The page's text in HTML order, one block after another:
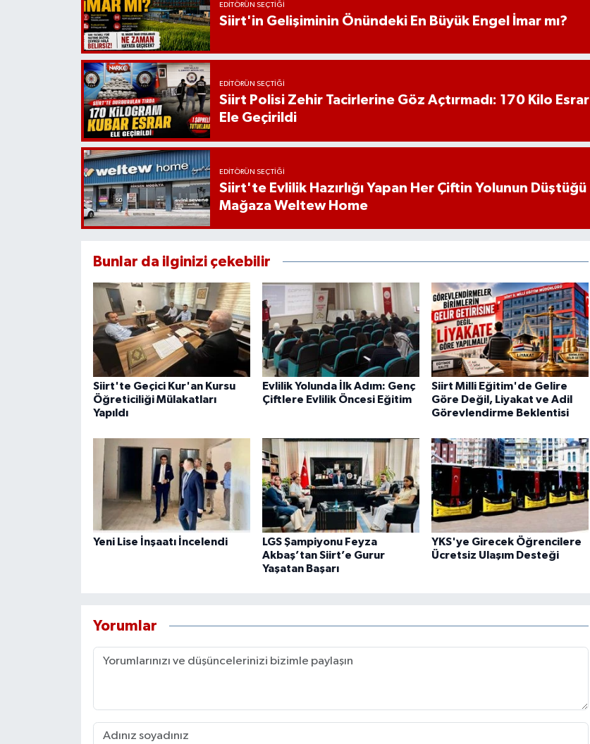
EDITÖRÜN SEÇTIĞI
Siirt'in Gelişiminin Önündeki En Büyük Engel İmar mı?
EDITÖRÜN SEÇTIĞI
Siirt Polisi Zehir Tacirlerine Göz Açtırmadı: 170 Kilo Esrar
Ele Geçirildi
EDITÖRÜN SEÇTIĞI
Siirt'te Evlilik Hazırlığı Yapan Her Çiftin Yolunun Düştüğü
Mağaza Weltew Home
Bunlar da ilginizi çekebilir
Siirt'te Geçici Kur'an Kursu
Öğreticiliği Mülakatları
Yapıldı
Evlilik Yolunda İlk Adım: Genç
Çiftlere Evlilik Öncesi Eğitim
Siirt Milli Eğitim'de Gelire
Göre Değil, Liyakat ve Adil
Görevlendirme Beklentisi
Yeni Lise İnşaatı İncelendi
LGS Şampiyonu Feyza
Akbaş’tan Siirt’e Gurur
Yaşatan Başarı
YKS'ye Girecek Öğrencilere
Ücretsiz Ulaşım Desteği
Yorumlar